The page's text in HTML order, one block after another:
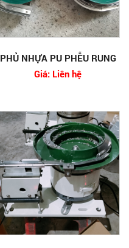
PHỦ NHỰA PU PHỄU RUNG
Giá: Liên hệ